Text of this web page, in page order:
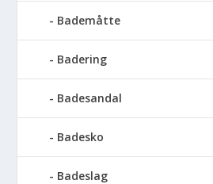
Bademåtte
Badering
Badesandal
Badesko
Badeslag